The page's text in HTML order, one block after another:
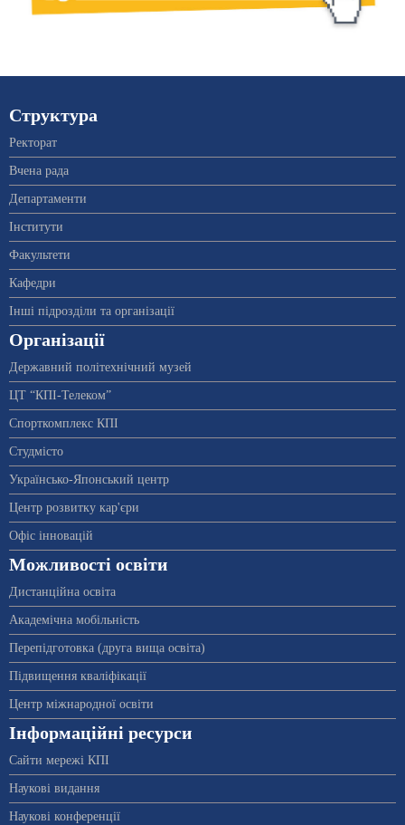
Структура
Ректорат
Вчена рада
Департаменти
Інститути
Факультети
Кафедри
Інші підрозділи та організації
Організації
Державний політехнічний музей
ЦТ “КПІ-Телеком”
Спорткомплекс КПІ
Студмісто
Українсько-Японський центр
Центр розвитку кар'єри
Офіс інновацій
Можливості освіти
Дистанційна освіта
Академічна мобільність
Перепідготовка (друга вища освіта)
Підвищення кваліфікації
Центр міжнародної освіти
Інформаційні ресурси
Сайти мережі КПІ
Наукові видання
Наукові конференції